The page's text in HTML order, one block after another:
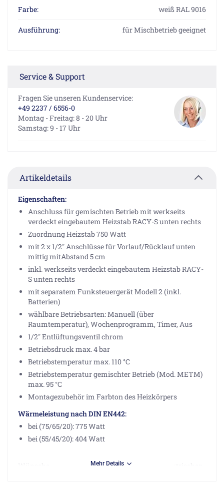
Farbe: weiß RAL 9016
Ausführung: für Mischbetrieb geeignet
Service & Support
Fragen Sie unseren Kundenservice:
+49 2237 / 6556-0
Montag - Freitag: 8 - 20 Uhr
Samstag: 9 - 17 Uhr
Artikeldetails
Eigenschaften:
Anschluss für gemischten Betrieb mit werkseits
verdeckt eingebautem Heizstab RACY-S unten rechts
Zuordnung Heizstab 750 Watt
mit 2 x 1/2" Anschlüsse für Vorlauf/Rücklauf unten
mittig mitAbstand 5 cm
inkl. werkseits verdeckt eingebautem Heizstab RACY-
S unten rechts
mit separatem Funksteuergerät Modell 2 (inkl.
Batterien)
wählbare Betriebsarten: Manuell (über
Raumtemperatur), Wochenprogramm, Timer, Aus
1/2" Entlüftungsventil chrom
Betriebsdruck max. 4 bar
Betriebstemperatur max. 110 °C
Betriebstemperatur gemischter Betrieb (Mod. METM)
max. 95 °C
Montagezubehör im Farbton des Heizkörpers
Wärmeleistung nach DIN EN442:
bei (75/65/20): 775 Watt
bei (55/45/20): 404 Watt
Wünschen Sie diesen Heizkörpertyp im rein elektrischen
Mehr Details